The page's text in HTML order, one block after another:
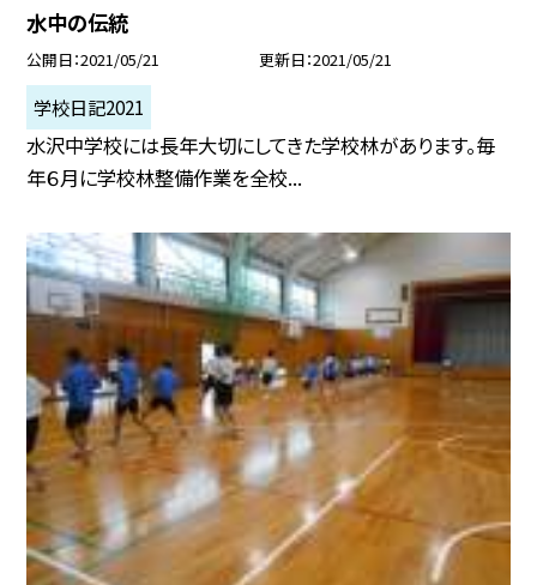
水中の伝統
公開日 2021/05/21 更新日 2021/05/21
学校日記2021
水沢中学校には長年大切にしてきた学校林があります。毎
年６月に学校林整備作業を全校...